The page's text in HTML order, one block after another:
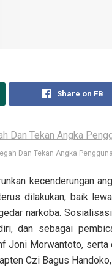
Share on FB
Dan Tekan Angka
kecenderungan
dilakukan, baik
narkoba.
dan sebagai
Joni Morwantoto,
Czi Bagus